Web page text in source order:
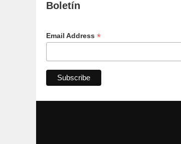
Boletín
Email Address *